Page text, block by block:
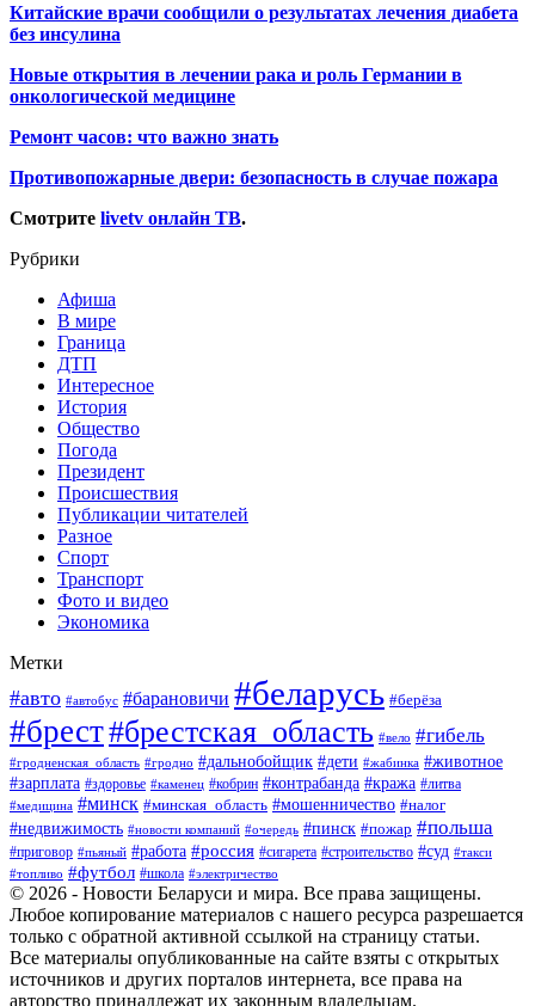
Китайские врачи сообщили о результатах лечения диабета
без инсулина
Новые открытия в лечении рака и роль Германии в
онкологической медицине
Ремонт часов: что важно знать
Противопожарные двери: безопасность в случае пожара
Смотрите livetv онлайн ТВ.
Рубрики
Афиша
В мире
Граница
ДТП
Интересное
История
Общество
Погода
Президент
Происшествия
Публикации читателей
Разное
Спорт
Транспорт
Фото и видео
Экономика
Метки
#авто #автобус #барановичи #беларусь #берёза
#брест#брестская_область #вело #гибель
#гродненская_область #гродно #дальнобойщик #дети #жабинка #животное
#зарплата #здоровье #каменец #кобрин #контрабанда #кража #литва
#медицина #минск #минская_область #мошенничество #налог
#недвижимость #новости компаний #очередь #пинск #пожар #польша
#приговор #пьяный #работа #россия #сигарета #строительство #суд #такси
#топливо #футбол #школа #электричество
© 2026 - Новости Беларуси и мира. Все права защищены.
Любое копирование материалов с нашего ресурса разрешается
только с обратной активной ссылкой на страницу статьи.
Все материалы опубликованные на сайте взяты с открытых
источников и других порталов интернета, все права на
авторство принадлежат их законным владельцам.